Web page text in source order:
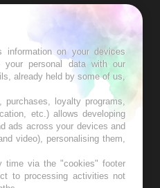
on your devices
personal data with our
already held by some of us,
purchases, loyalty programs,
etc.) allows developing
ads across your devices and
video), personalising them,
time via the "cookies" footer
to processing activities not